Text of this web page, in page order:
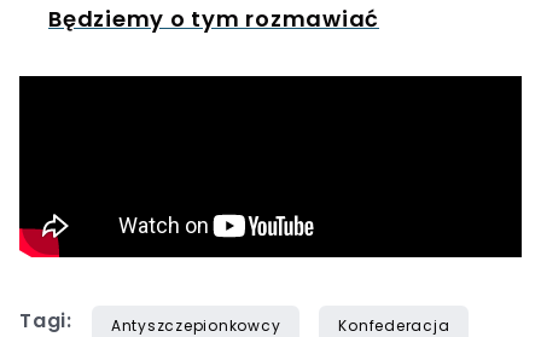
Będziemy o tym rozmawiać
Tagi: Antyszczepionkowcy Konfederacja